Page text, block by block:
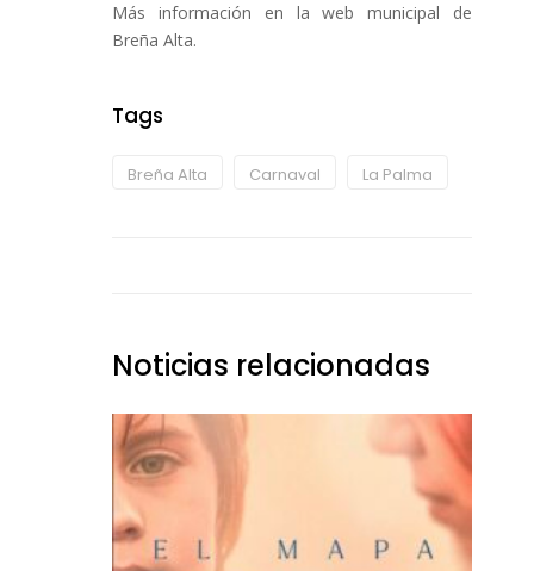
Más información en la web municipal de
Breña Alta.
Tags
Breña Alta Carnaval La Palma
Noticias relacionadas